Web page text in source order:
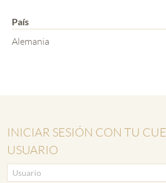
País
Alemania
INICIAR SESIÓN CON TU
USUARIO